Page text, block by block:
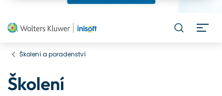
Školení a poradenství
Školení